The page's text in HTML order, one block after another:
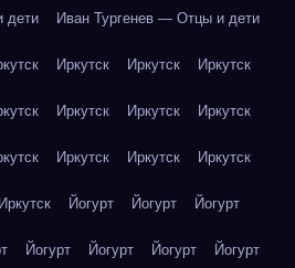
дети Иван Тургенев — Отцы и дети
Иркутск Иркутск Иркутск
Иркутск Иркутск Иркутск
Иркутск Иркутск Иркутск
Иркутск Йогурт Йогурт Йогурт
Йогурт Йогурт Йогурт Йогурт